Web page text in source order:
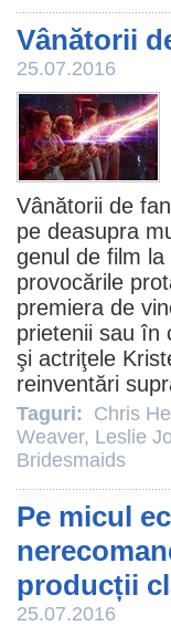
Vânătorii
25.07.2016
Vânătorii de
pe deasupra
genul de film
provocările
premiera de
prietenii sau în
şi actriţele
reinventări
Taguri: Chris
Weaver, Leslie
Bridesmaids
Pe micul
producții
25.07.2016